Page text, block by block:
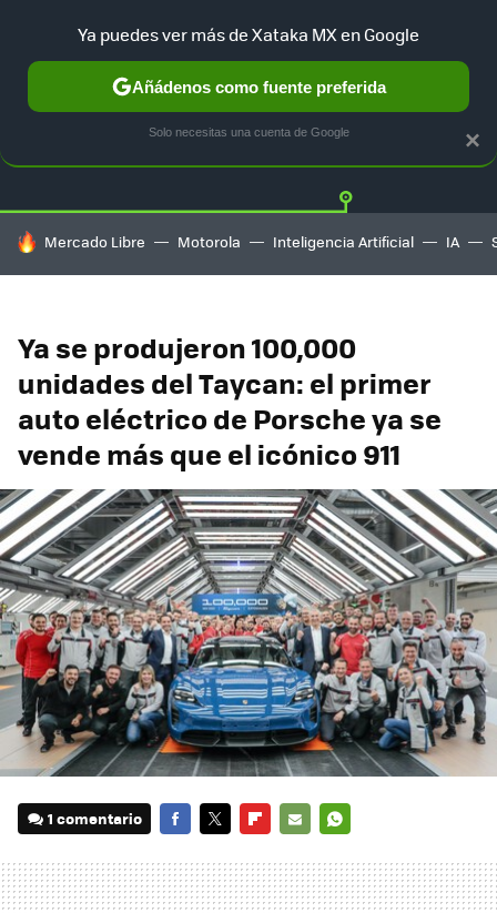
TESLA UBER AUTO ELECTRICO Twitter
HOY SE HABLA DE
Mercado Libre Motorola Inteligencia Artificial IA
Ya se produjeron 100,000
unidades del Taycan: el primer
auto eléctrico de Porsche ya se
vende más que el icónico 911
1 comentario
MAIL
×
Ya puedes ver más de Xataka MX en Google
Añádenos como fuente preferida
Solo necesitas una cuenta de Google